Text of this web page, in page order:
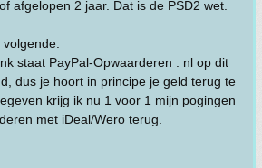
afgelopen 2 jaar. Dat is de PSD2 wet.
staat PayPal-Opwaarderen . nl op dit
dus je hoort in principe je geld terug te
krijg ik nu 1 voor 1 mijn pogingen
met iDeal/Wero terug.